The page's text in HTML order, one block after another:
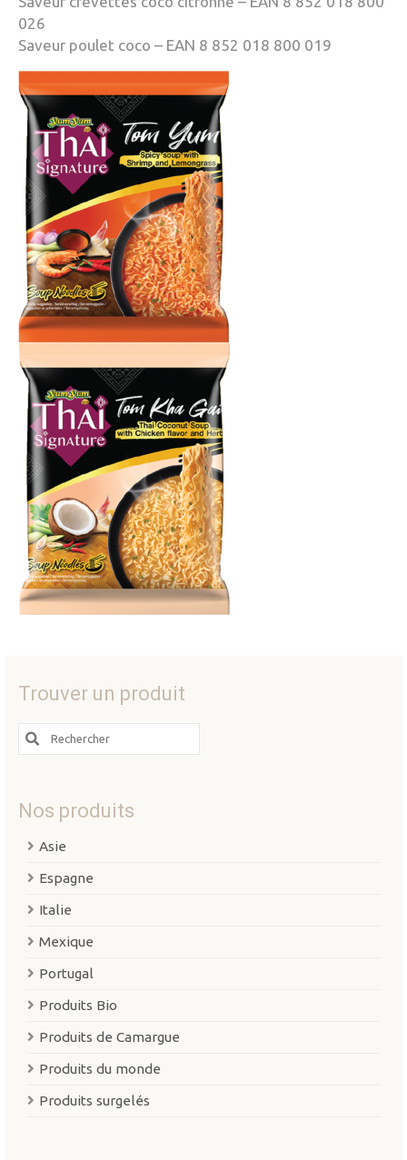
026
Saveur poulet coco – EAN 8 852 018 800 019
Trouver un produit
Search
for:
Nos produits
Asie
Espagne
Italie
Mexique
Portugal
Produits Bio
Produits de Camargue
Produits du monde
Produits surgelés